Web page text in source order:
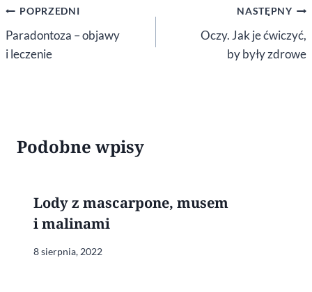
Nawigacja
wpisu
POPRZEDNI
Paradontoza – objawy
i leczenie
NASTĘPNY
Oczy. Jak je ćwiczyć,
by były zdrowe
Podobne wpisy
Lody z mascarpone, musem
i malinami
8 sierpnia, 2022